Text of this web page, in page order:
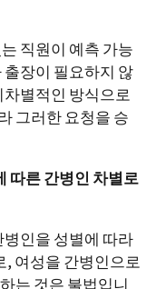
직원이 예측 가능
장이 필요하지 않
별적인 방식으로
그러한 요청을 승
따른 간병인 차별로
인을 성별에 따라
, 여성을 간병인으로
는 것은 불법입니